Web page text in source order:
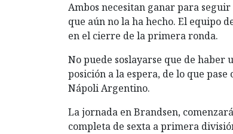
Ambos necesitan ganar para
que aún no la ha hecho. El equipo
en el cierre de la primera ronda.
No puede soslayarse que de
posición a la espera, de lo que
Nápoli Argentino.
La jornada en Brandsen,
completa de sexta a primera